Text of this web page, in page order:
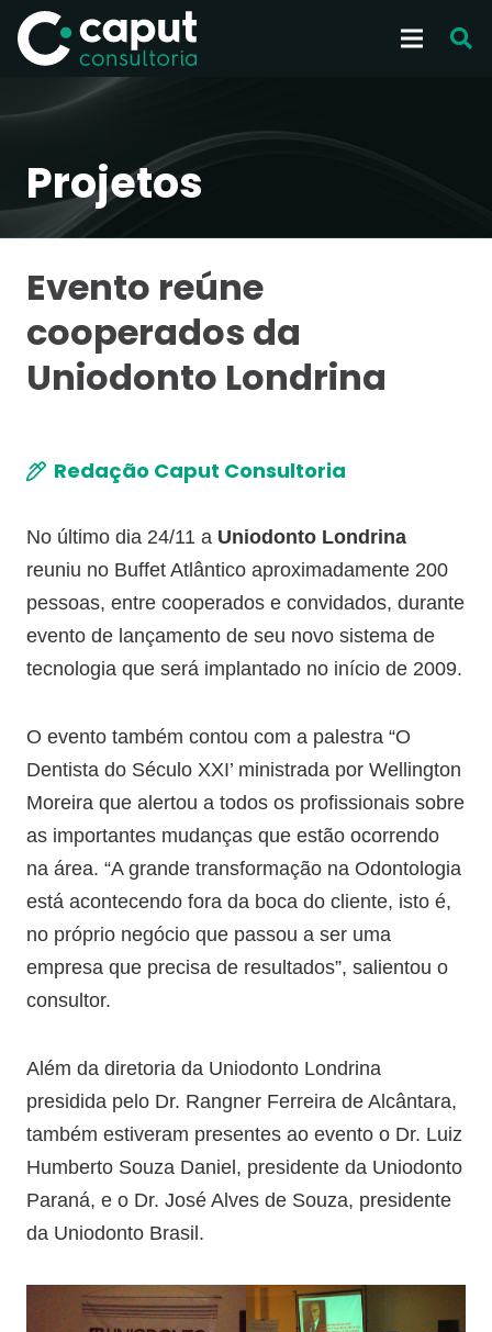
Projetos
Evento reúne
cooperados da
Uniodonto Londrina
Redação Caput Consultoria
No último dia 24/11 a Uniodonto Londrina
reuniu no Buffet Atlântico aproximadamente 200
pessoas, entre cooperados e convidados, durante
evento de lançamento de seu novo sistema de
tecnologia que será implantado no início de 2009.
O evento também contou com a palestra “O
Dentista do Século XXI’ ministrada por Wellington
Moreira que alertou a todos os profissionais sobre
as importantes mudanças que estão ocorrendo
na área. “A grande transformação na Odontologia
está acontecendo fora da boca do cliente, isto é,
no próprio negócio que passou a ser uma
empresa que precisa de resultados”, salientou o
consultor.
Além da diretoria da Uniodonto Londrina
presidida pelo Dr. Rangner Ferreira de Alcântara,
também estiveram presentes ao evento o Dr. Luiz
Humberto Souza Daniel, presidente da Uniodonto
Paraná, e o Dr. José Alves de Souza, presidente
da Uniodonto Brasil.